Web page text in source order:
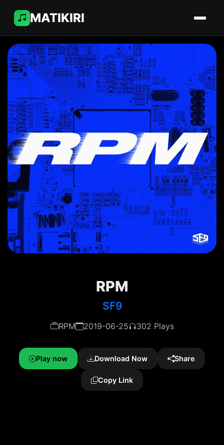
MATIKIRI
RPM
SF9
RPM 2019-06-25 302 Plays
Play now Download Now Share
Copy Link